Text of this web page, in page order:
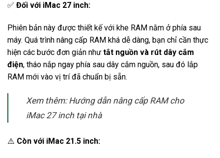
✅ Đối với iMac 27 inch:
Phiên bản này được thiết kế với khe RAM nằm ở phía sau
máy. Quá trình nâng cấp RAM khá dễ dàng, bạn chỉ cần thực
hiện các bước đơn giản như tắt nguồn và rút dây cắm
điện, tháo nắp ngay phía sau dây cắm nguồn, sau đó lắp
RAM mới vào vị trí đã chuẩn bị sẵn.
Xem thêm: Hướng dẫn nâng cấp RAM cho
iMac 27 inch tại nhà
⚠️ Còn với iMac 21.5 inch: